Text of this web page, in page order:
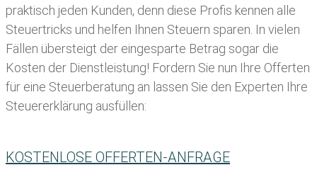
praktisch jeden Kunden, denn diese Profis kennen alle
Steuertricks und helfen Ihnen Steuern sparen. In vielen
Fällen übersteigt der eingesparte Betrag sogar die
Kosten der Dienstleistung! Fordern Sie nun Ihre Offerten
für eine Steuerberatung an lassen Sie den Experten Ihre
Steuererklärung ausfüllen:
KOSTENLOSE OFFERTEN-ANFRAGE